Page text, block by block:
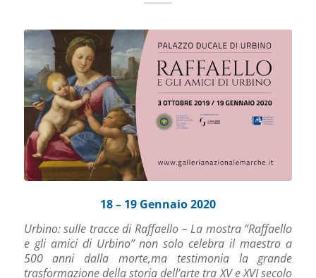
18 – 19 Gennaio 2020
Urbino: sulle tracce di Raffaello – La mostra “Raffaello
e gli amici di Urbino” non solo celebra il maestro a
500 anni dalla morte,ma testimonia la grande
trasformazione della storia dell’arte tra XV e XVI secolo